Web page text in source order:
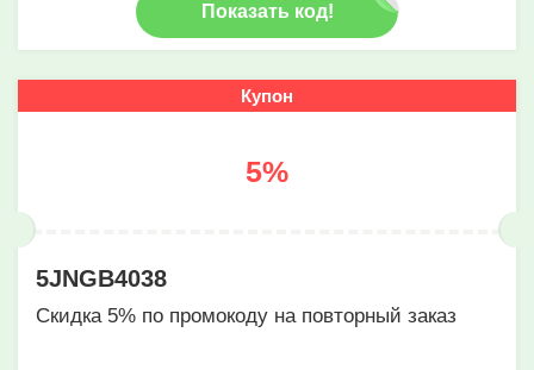
Показать код!
Купон
5%
5JNGB4038
Скидка 5% по промокоду на повторный заказ